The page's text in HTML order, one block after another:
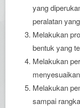
yang
peralatan
Melakukan
bentuk yang
Melakukan
Melakukan
sampai